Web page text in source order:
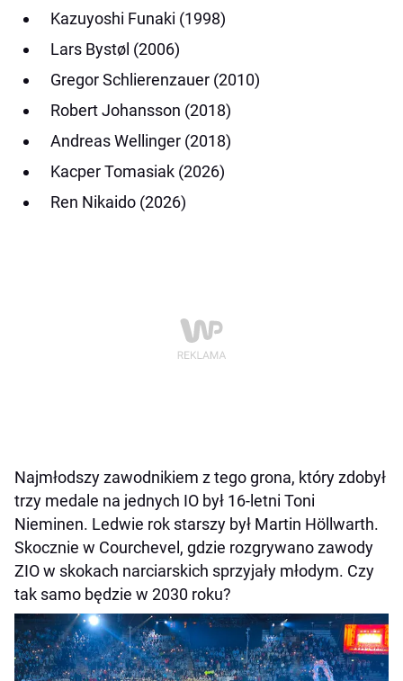
Kazuyoshi Funaki (1998)
Lars Bystøl (2006)
Gregor Schlierenzauer (2010)
Robert Johansson (2018)
Andreas Wellinger (2018)
Kacper Tomasiak (2026)
Ren Nikaido (2026)
Najmłodszy zawodnikiem z tego grona, który zdobył
trzy medale na jednych IO był 16-letni Toni
Nieminen. Ledwie rok starszy był Martin Höllwarth.
Skocznie w Courchevel, gdzie rozgrywano zawody
ZIO w skokach narciarskich sprzyjały młodym. Czy
tak samo będzie w 2030 roku?